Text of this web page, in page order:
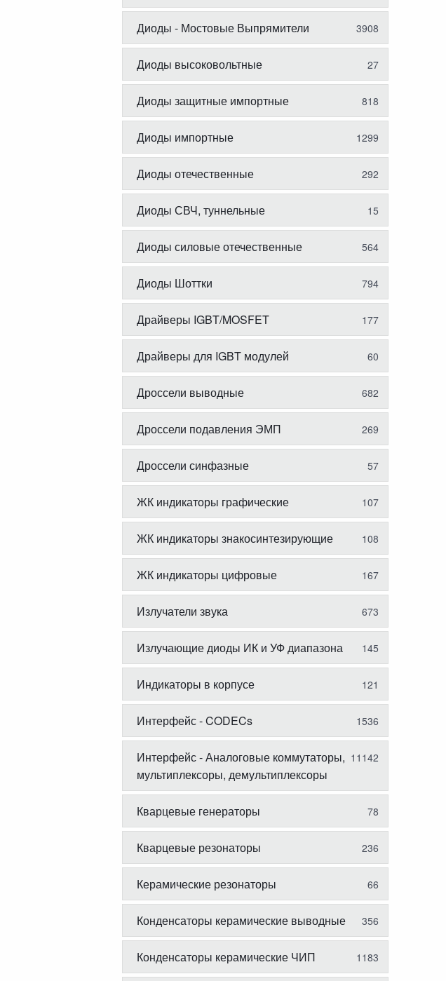
Диоды - Мостовые Выпрямители 3908
Диоды высоковольтные 27
Диоды защитные импортные 818
Диоды импортные 1299
Диоды отечественные 292
Диоды СВЧ, туннельные 15
Диоды силовые отечественные 564
Диоды Шоттки 794
Драйверы IGBT/MOSFET 177
Драйверы для IGBT модулей 60
Дроссели выводные 682
Дроссели подавления ЭМП 269
Дроссели синфазные 57
ЖК индикаторы графические 107
ЖК индикаторы знакосинтезирующие 108
ЖК индикаторы цифровые 167
Излучатели звука 673
Излучающие диоды ИК и УФ диапазона 145
Индикаторы в корпусе 121
Интерфейс - CODECs 1536
Интерфейс - Аналоговые коммутаторы,
мультиплексоры, демультиплексоры
11142
Кварцевые генераторы 78
Кварцевые резонаторы 236
Керамические резонаторы 66
Конденсаторы керамические выводные 356
Конденсаторы керамические ЧИП 1183